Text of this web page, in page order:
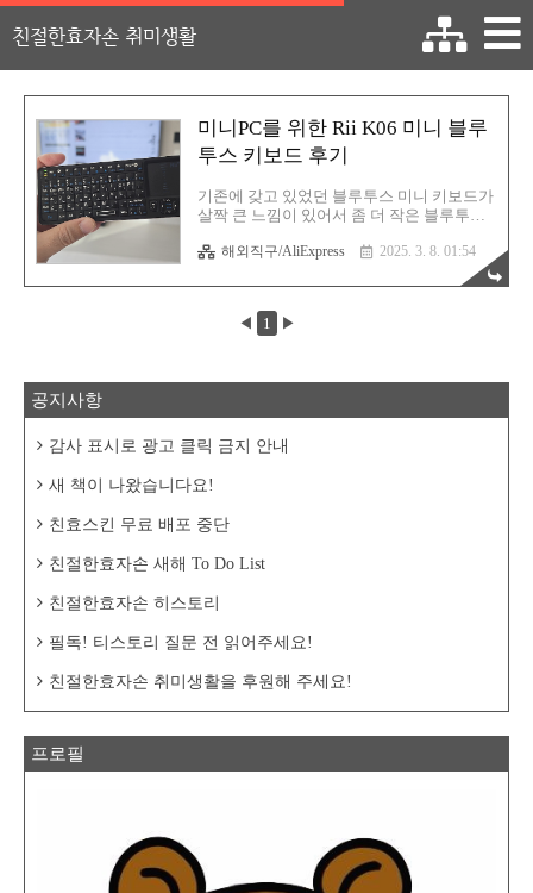
친절한효자손 취미생활
미니PC를 위한 Rii K06 미니 블루
투스 키보드 후기
기존에 갖고 있었던 블루투스 미니 키보드가
살짝 큰 느낌이 있어서 좀 더 작은 블루투스
Rii 라는 브랜드는 알리에서 꽤나 자주 봐왔
기에 바로 보자마자 구매를 해버렸습니다.
일단은 기존 블루투스 키보드보다는 작다는
사실 하나만으로 OK였거든요. 가격도 그리
비싸지 않았기에 망설임이 없었지요. 바로
가 있습니다. 박스 개봉! 바로 본체가 드러납
도라는 소리죠. 구성품은 2.4Ghz 연결을 위
들어있습니다. 참고로 연결은 2.4GHz..
해외직구/AliExpress 2025. 3. 8. 01:54
◀ 1 ▶
공지사항
감사 표시로 광고 클릭 금지 안내
새 책이 나왔습니다요!
친효스킨 무료 배포 중단
친절한효자손 새해 To Do List
친절한효자손 히스토리
필독! 티스토리 질문 전 읽어주세요!
친절한효자손 취미생활을 후원해 주세요!
프로필